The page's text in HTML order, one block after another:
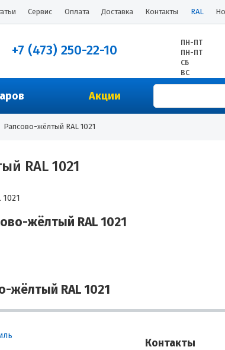
Сервис Оплата Доставка Контакты RAL
+7 (473) 250-22-10 ПН-ПТ
ПН-ПТ
СБ
ВС
Акции
Рапсово-жёлтый RAL 1021
RAL 1021
жёлтый RAL 1021
жёлтый RAL 1021
Контакты